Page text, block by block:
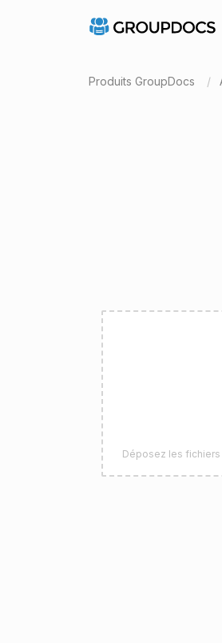
Produits GroupDocs
Déposez les fichiers